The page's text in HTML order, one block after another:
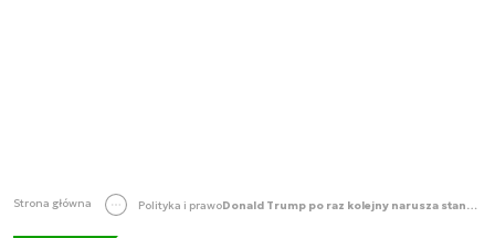
Strona główna Polityka i prawo Donald Trump po raz kolejny narusza standardy społeczności Twittera